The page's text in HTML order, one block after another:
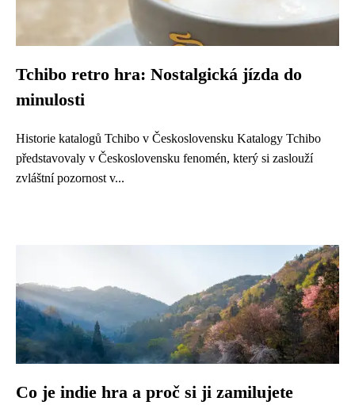
Tchibo retro hra: Nostalgická jízda do
minulosti
Historie katalogů Tchibo v Československu Katalogy Tchibo
představovaly v Československu fenomén, který si zaslouží
zvláštní pozornost v...
Co je indie hra a proč si ji zamilujete